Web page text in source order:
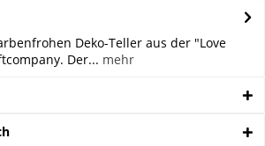
Deko-Teller aus der "Love
Der... mehr